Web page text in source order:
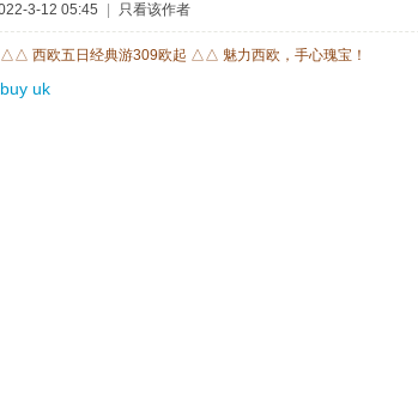
3-12 05:45 只看该作者
西欧五日经典游309欧起 △△ 魅力西欧，手心瑰宝！
uk